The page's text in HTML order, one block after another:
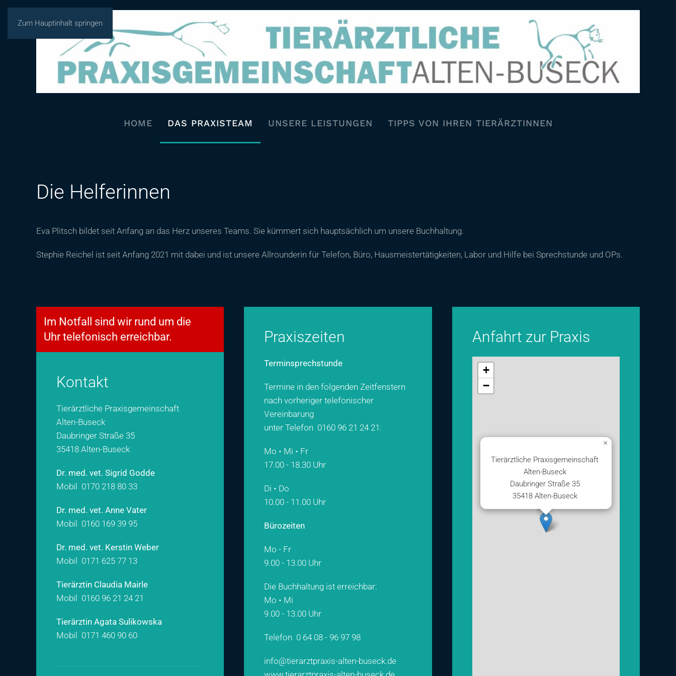
Zum Hauptinhalt springen
HOME DAS PRAXISTEAM UNSERE LEISTUNGEN TIPPS VON IHREN TIERÄRZTINNEN
Die Helferinnen
Eva Plitsch bildet seit Anfang an das Herz unseres Teams. Sie kümmert sich hauptsächlich um unsere Buchhaltung.
Stephie Reichel ist seit Anfang 2021 mit dabei und ist unsere Allrounderin für Telefon, Büro, Hausmeistertätigkeiten, Labor und Hilfe bei Sprechstunde und OPs.
Im Notfall sind wir rund um die
Uhr telefonisch erreichbar.
Kontakt
Tierärztliche Praxisgemeinschaft
Alten-Buseck
Daubringer Straße 35
35418 Alten-Buseck
Dr. med. vet. Sigrid Godde
Mobil 0170 218 80 33
Dr. med. vet. Anne Vater
Mobil 0160 169 39 95
Dr. med. vet. Kerstin Weber
Mobil 0171 625 77 13
Tierärztin Claudia Mairle
Mobil 0160 96 21 24 21
Tierärztin Agata Sulikowska
Mobil 0171 460 90 60
Praxiszeiten
Terminsprechstunde
Termine in den folgenden Zeitfenstern
nach vorheriger telefonischer
Vereinbarung
unter Telefon 0160 96 21 24 21 :
Mo • Mi • Fr
17.00 - 18.30 Uhr
Di • Do
10.00 - 11.00 Uhr
Bürozeiten
Mo - Fr
9.00 - 13.00 Uhr
Die Buchhaltung ist erreichbar:
Mo • Mi
9.00 - 13.00 Uhr
Telefon 0 64 08 - 96 97 98
info@tierarztpraxis-alten-buseck.de
Anfahrt zur Praxis
Tierärztliche Praxisgemeinschaft
Alten-Buseck
Daubringer Straße 35
35418 Alten-Buseck
×
+
−